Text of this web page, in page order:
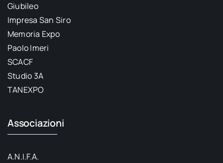
Giubileo
Impresa San Siro
Memoria Expo
Paolo Imeri
SCACF
Studio 3A
TANEXPO
Associazioni
A.N.I.F.A.